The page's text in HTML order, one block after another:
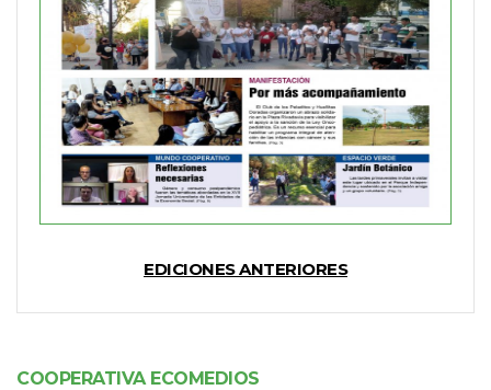
EDICIONES ANTERIORES
COOPERATIVA ECOMEDIOS